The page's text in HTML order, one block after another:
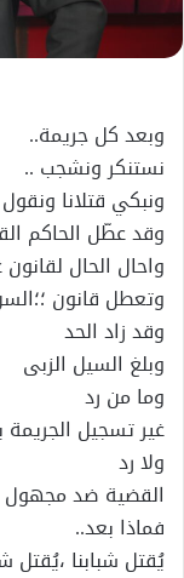
وبعد كل جريمة..
نستنكر ونشجب ..
ونبكي قتلانا
وقد عطّل الحاكم
واحال الحال
وتعطل قانون
وقد زاد الحد
وبلغ السيل الزبى
وما من رد
غير تسجيل
ولا رد
القضية ضد مجهول
فماذا بعد..
يُقتل شبابنا ،يُقتل